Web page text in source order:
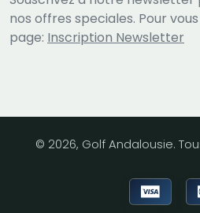
nos offres speciales. Pour
page: Inscription Newsletter
© 2026, Golf Andalousie.